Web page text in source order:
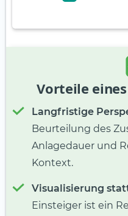
Vorteile
Langfristige
Beurteilung des
Anlagedauer und
Kontext.
Visualisierung
Einsteiger ist ein